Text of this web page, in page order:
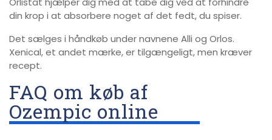
din krop i at absorbere noget af det fedt, du spiser.
Det sælges i håndkøb under navnene Alli og Orlos.
Xenical, et andet mærke, er tilgængeligt, men kræver
recept.
FAQ om køb af
Ozempic online